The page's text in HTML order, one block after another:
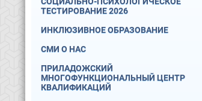
ТЕСТИРОВАНИЕ 2026
ИНКЛЮЗИВНОЕ ОБРАЗОВАНИЕ
СМИ О НАС
ПРИЛАДОЖСКИЙ
МНОГОФУНКЦИОНАЛЬНЫЙ ЦЕНТР
КВАЛИФИКАЦИЙ